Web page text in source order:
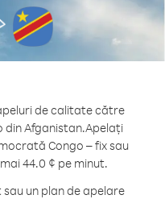
de calitate către
din Afganistan.Apelați
Congo – fix sau
44.0 ¢ pe minut.
un plan de apelare